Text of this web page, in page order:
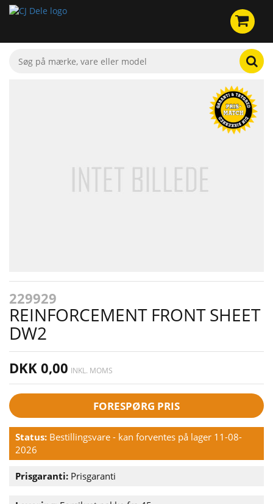
229929
REINFORCEMENT FRONT SHEET
DW2
DKK 0,00 INKL. MOMS
FORESPØRG PRIS
Status: Bestillingsvare - kan forventes på lager 11-08-
2026
Prisgaranti: Prisgaranti